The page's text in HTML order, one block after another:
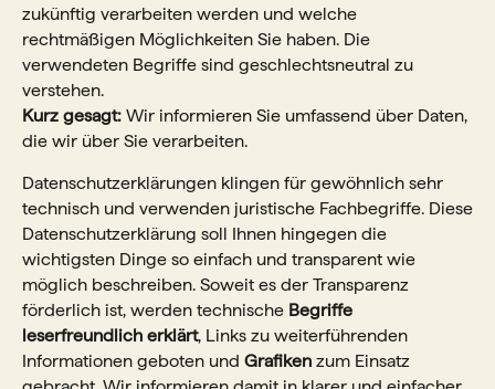
zukünftig verarbeiten werden und welche
rechtmäßigen Möglichkeiten Sie haben. Die
verwendeten Begriffe sind geschlechtsneutral zu
verstehen.
Kurz gesagt: Wir informieren Sie umfassend über Daten,
die wir über Sie verarbeiten.
Datenschutzerklärungen klingen für gewöhnlich sehr
technisch und verwenden juristische Fachbegriffe. Diese
Datenschutzerklärung soll Ihnen hingegen die
wichtigsten Dinge so einfach und transparent wie
möglich beschreiben. Soweit es der Transparenz
förderlich ist, werden technische Begriffe
leserfreundlich erklärt, Links zu weiterführenden
Informationen geboten und Grafiken zum Einsatz